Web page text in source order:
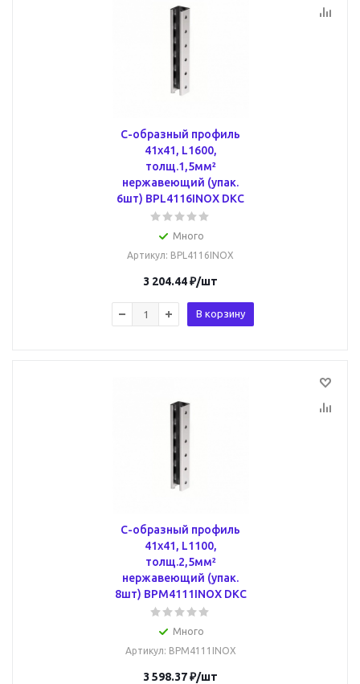
С-образный профиль
41х41, L1600,
толщ.1,5мм²
нержавеющий (упак.
6шт) BPL4116INOX DKC
Много
Артикул: BPL4116INOX
3 204.44₽/шт
В корзину
С-образный профиль
41х41, L1100,
толщ.2,5мм²
нержавеющий (упак.
8шт) BPM4111INOX DKC
Много
Артикул: BPM4111INOX
3 598.37₽/шт